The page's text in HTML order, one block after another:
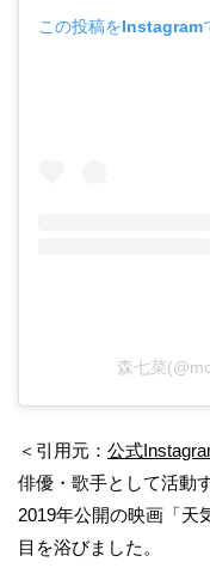
この投稿をInstagram
森七菜
＜引用元： 公式
俳優・歌手として活動
2019年公開の映画「天
目を浴びました。